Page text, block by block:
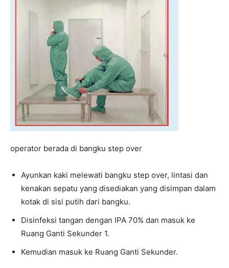
operator berada di bangku step over
Ayunkan kaki melewati bangku step over, lintasi dan
kenakan sepatu yang disediakan yang disimpan dalam
kotak di sisi putih dari bangku.
Disinfeksi tangan dengan IPA 70% dan masuk ke
Ruang Ganti Sekunder 1.
Kemudian masuk ke Ruang Ganti Sekunder.